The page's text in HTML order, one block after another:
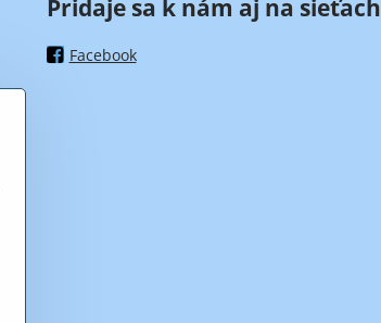
Pridaje sa k nám aj na sieťach
Facebook